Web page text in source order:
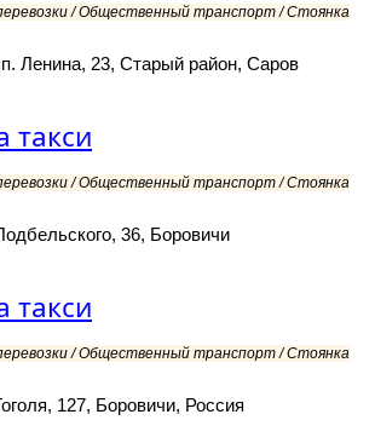
/ Общественный транспорт / Стоянка
Ленина, 23, Старый район, Саров
такси
/ Общественный транспорт / Стоянка
36, Боровичи
такси
/ Общественный транспорт / Стоянка
127, Боровичи, Россия